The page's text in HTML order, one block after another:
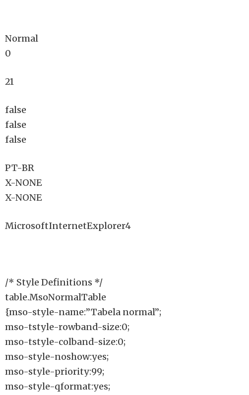
Normal
0
21
false
false
false
PT-BR
X-NONE
X-NONE
MicrosoftInternetExplorer4
/* Style Definitions */
table.MsoNormalTable
{mso-style-name:”Tabela normal”;
mso-tstyle-rowband-size:0;
mso-tstyle-colband-size:0;
mso-style-noshow:yes;
mso-style-priority:99;
mso-style-qformat:yes;